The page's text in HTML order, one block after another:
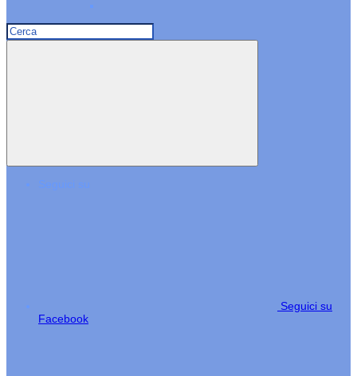
Seguici su
Seguici su
Facebook